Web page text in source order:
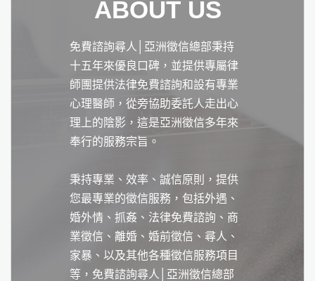
ABOUT US
免費諮詢尋人│亞洲徵信總部秉持
十五年來優良口碑，並提供專屬律
師團提供法律免費諮詢和設有專業
心理醫師，從旁協助委託人走出心
理上的陰影，這是亞洲徵信多年來
奉行的服務宗旨。
秉持專業、效率、誠信原則，提供
您最專業的徵信服務，包括外遇、
婚外情、抓姦、法律免費諮詢、商
業徵信、離婚、婚前徵信、尋人、
家暴、以及其他各種徵信服務項目
等，免費諮詢尋人│亞洲徵信總部